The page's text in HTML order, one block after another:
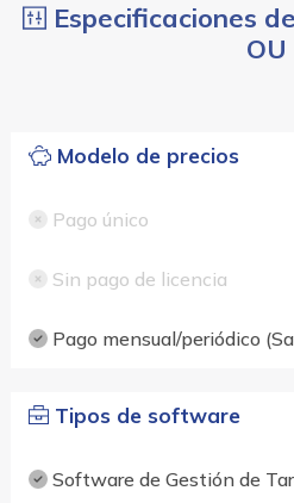
Especificaciones
OU
Modelo de precios
Pago único
Sin pago de licencia
Pago mensual/periódico
Tipos de software
Software de Gestión de